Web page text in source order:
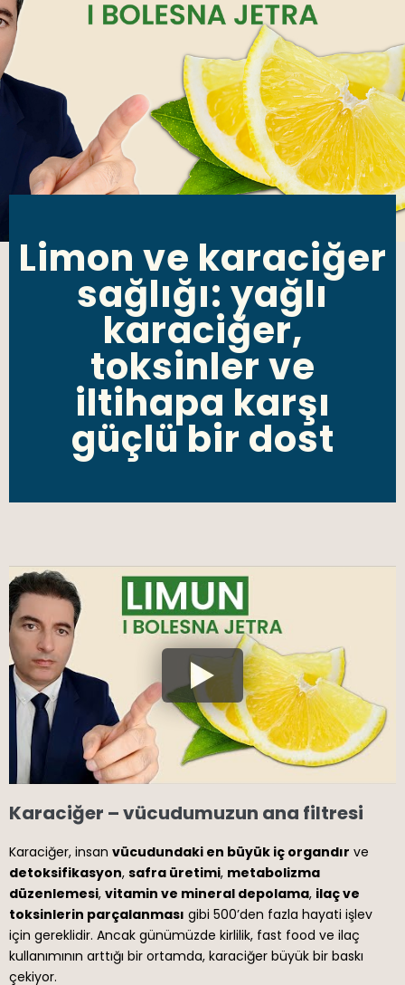
Limon ve karaciğer
sağlığı: yağlı
karaciğer,
toksinler ve
iltihapa karşı
güçlü bir dost
Karaciğer – vücudumuzun ana filtresi
Karaciğer, insan vücudundaki en büyük iç organdır ve
detoksifikasyon, safra üretimi, metabolizma
düzenlemesi, vitamin ve mineral depolama, ilaç ve
toksinlerin parçalanması gibi 500’den fazla hayati işlev
için gereklidir. Ancak günümüzde kirlilik, fast food ve ilaç
kullanımının arttığı bir ortamda, karaciğer büyük bir baskı
çekiyor.